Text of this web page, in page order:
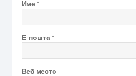
Име*
Е-пошта*
Веб место